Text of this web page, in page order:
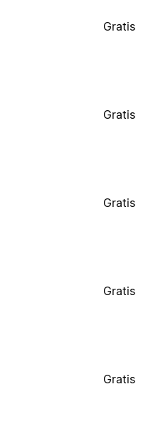
Gratis
Gratis
Gratis
Gratis
Gratis